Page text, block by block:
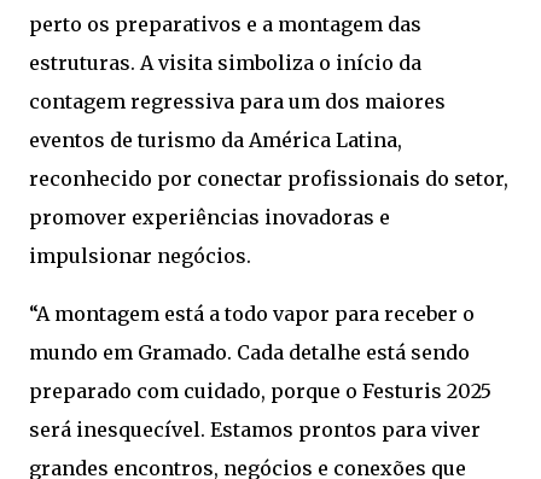
perto os preparativos e a montagem das
estruturas. A visita simboliza o início da
contagem regressiva para um dos maiores
eventos de turismo da América Latina,
reconhecido por conectar profissionais do setor,
promover experiências inovadoras e
impulsionar negócios.
“A montagem está a todo vapor para receber o
mundo em Gramado. Cada detalhe está sendo
preparado com cuidado, porque o Festuris 2025
será inesquecível. Estamos prontos para viver
grandes encontros, negócios e conexões que